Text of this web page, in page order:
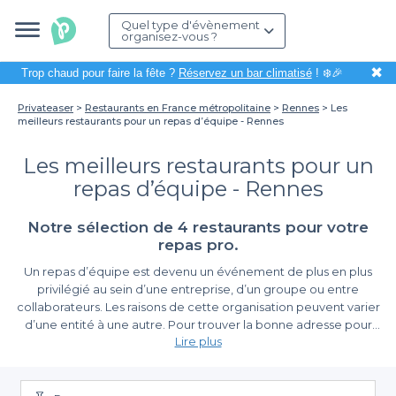
Quel type d'évènement
organisez-vous ?
Trop chaud pour faire la fête ? Réservez un bar climatisé! ❄️🎉 ✖
Privateaser Restaurants en France métropolitaine Rennes
Les
meilleurs restaurants pour un repas d’équipe - Rennes
Les meilleurs restaurants pour un
repas d’équipe - Rennes
Notre sélection de 4 restaurants pour votre
repas pro.
Un repas d’équipe est devenu un événement de plus en plus
privilégié au sein d’une entreprise, d’un groupe ou entre
collaborateurs. Les raisons de cette organisation peuvent varier
d’une entité à une autre. Pour trouver la bonne adresse pour
tenir une telle occasion, jetez un oeil à ce
Lire plus